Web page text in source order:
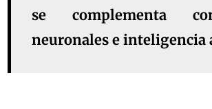
se complementa
neuronales e inteligencia